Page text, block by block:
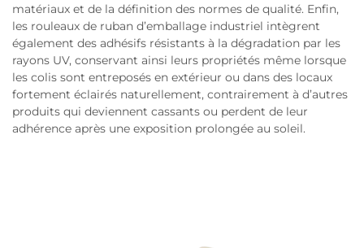
matériaux et de la définition des normes de qualité. Enfin,
les rouleaux de ruban d’emballage industriel intègrent
également des adhésifs résistants à la dégradation par les
rayons UV, conservant ainsi leurs propriétés même lorsque
les colis sont entreposés en extérieur ou dans des locaux
fortement éclairés naturellement, contrairement à d’autres
produits qui deviennent cassants ou perdent de leur
adhérence après une exposition prolongée au soleil.